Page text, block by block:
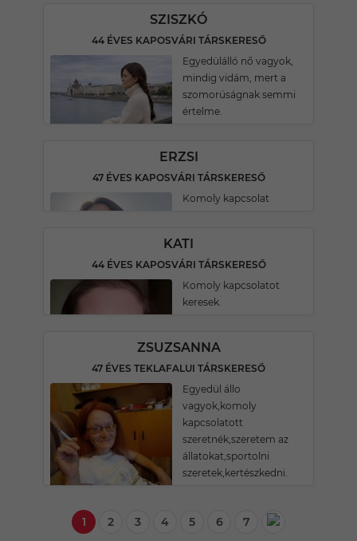
SZISZKÓ
44 ÉVES KAPOSVÁRI TÁRSKERESŐ
Egyedülálló nő vagyok,
mindig vidám, mert a
szomorúságnak semmi
értelme.
ERZSI
47 ÉVES KAPOSVÁRI TÁRSKERESŐ
Komoly kapcsolat
KATI
44 ÉVES KAPOSVÁRI TÁRSKERESŐ
Komoly kapcsolatot
keresek.
ZSUZSANNA
47 ÉVES TEKLAFALUI TÁRSKERESŐ
Egyedül állo
vagyok,komoly
kapcsolatott
szeretnék,szeretem az
állatokat,sportolni
szeretek,kertészkedni.
1 2 3 4 5 6 7